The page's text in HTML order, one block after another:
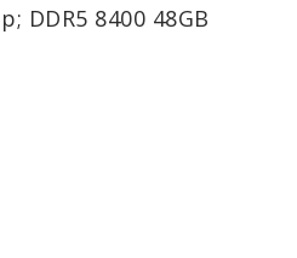
DDR5 8400 48GB